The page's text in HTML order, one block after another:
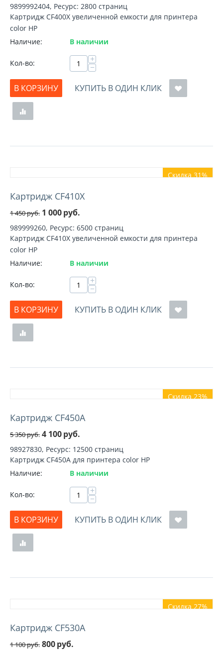
9899992404, Ресурс: 2800 страниц
Картридж CF400X увеличенной емкости для принтера
color HP
Наличие:
В наличии
Кол-во: +
−
В КОРЗИНУ
КУПИТЬ В ОДИН КЛИК
Скидка 31%
Картридж CF410X
1 450руб. 1 000руб.
989999260, Ресурс: 6500 страниц
Картридж CF410X увеличенной емкости для принтера
color HP
Наличие:
В наличии
Кол-во: +
−
В КОРЗИНУ
КУПИТЬ В ОДИН КЛИК
Скидка 23%
Картридж CF450A
5 350руб. 4 100руб.
98927830, Ресурс: 12500 страниц
Картридж CF450A для принтера color HP
Наличие:
В наличии
Кол-во: +
−
В КОРЗИНУ
КУПИТЬ В ОДИН КЛИК
Скидка 27%
Картридж CF530A
1 100руб. 800руб.